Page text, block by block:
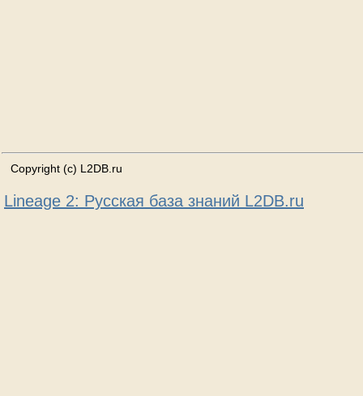
Copyright (c) L2DB.ru
Lineage 2: Русская база знаний L2DB.ru